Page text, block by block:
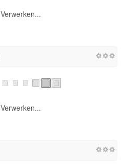
Verwerken...
Verwerken...